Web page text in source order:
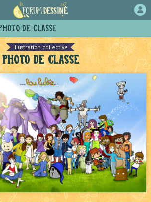
Illustration collective
Photo de classe
de classe